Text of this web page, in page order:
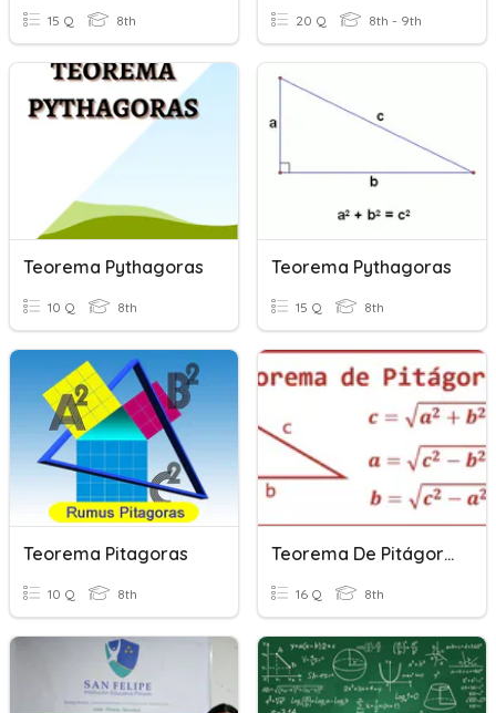
15 Q 8th 20 Q 8th - 9th
Teorema Pythagoras
10 Q 8th
Teorema Pythagoras
15 Q 8th
Teorema Pitagoras
10 Q 8th
Teorema De Pitágoras
16 Q 8th